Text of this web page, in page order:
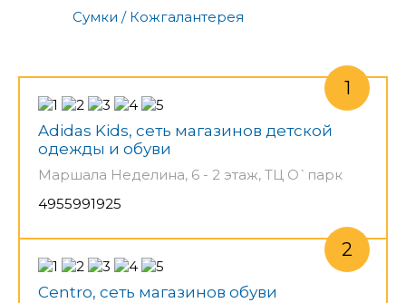
Сумки / Кожгалантерея
Adidas Kids, сеть магазинов детской
одежды и обуви
Маршала Неделина, 6 - 2 этаж, ТЦ О`парк
4955991925
Centro, сеть магазинов обуви